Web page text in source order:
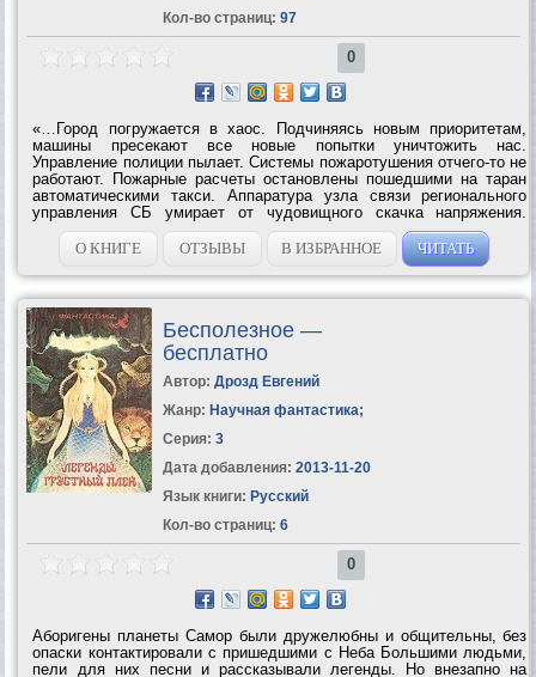
Кол-во страниц: 97
0
«…Город погружается в хаос. Подчиняясь новым приоритетам,
машины пресекают все новые попытки уничтожить нас.
Управление полиции пылает. Системы пожаротушения отчего-то не
работают. Пожарные расчеты остановлены пошедшими на таран
автоматическими такси. Аппаратура узла связи регионального
управления СБ умирает от чудовищного скачка напряжения.
Гражданский самолет неуклюже пытается протаранить нас и
разваливается в воздухе от...
О КНИГЕ ОТЗЫВЫ В ИЗБРАННОЕ ЧИТАТЬ
Бесполезное —
бесплатно
Автор: Дрозд Евгений
Жанр: Научная фантастика;
Серия: 3
Дата добавления: 2013-11-20
Язык книги: Русский
Кол-во страниц: 6
0
Аборигены планеты Самор были дружелюбны и общительны, без
опаски контактировали с пришедшими с Неба Большими людьми,
пели для них песни и рассказывали легенды. Но внезапно на